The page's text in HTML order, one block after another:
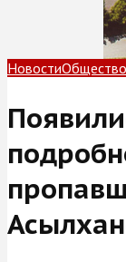
НовостиОбщество